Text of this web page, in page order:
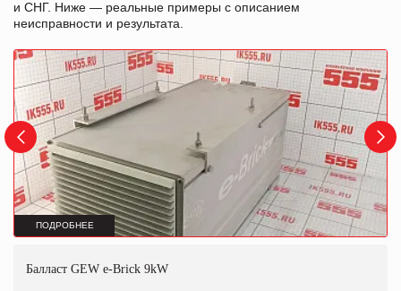
и СНГ. Ниже — реальные примеры с описанием
неисправности и результата.
ПОДРОБНЕЕ
Балласт GEW e-Brick 9kW